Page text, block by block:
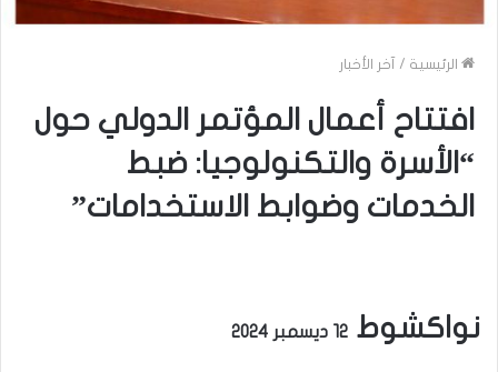
الرئيسية / آخر الأخبار
افتتاح أعمال المؤتمر الدولي حول
“الأسرة والتكنولوجيا: ضبط
الخدمات وضوابط الاستخدامات”
نواكشوط 12 ديسمبر 2024